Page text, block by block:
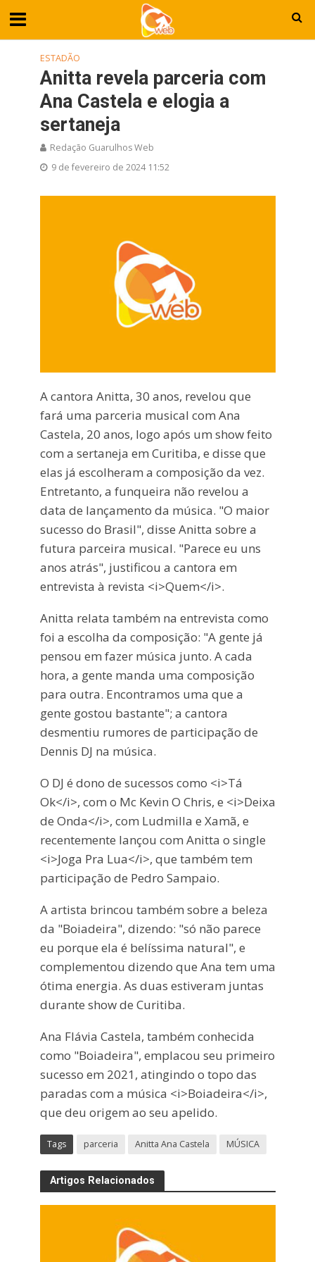
ESTADÃO
Anitta revela parceria com
Ana Castela e elogia a
sertaneja
Redação Guarulhos Web
9 de fevereiro de 2024 11:52
A cantora Anitta, 30 anos, revelou que
fará uma parceria musical com Ana
Castela, 20 anos, logo após um show feito
com a sertaneja em Curitiba, e disse que
elas já escolheram a composição da vez.
Entretanto, a funqueira não revelou a
data de lançamento da música. "O maior
sucesso do Brasil", disse Anitta sobre a
futura parceira musical. "Parece eu uns
anos atrás", justificou a cantora em
entrevista à revista <i>Quem</i>.
Anitta relata também na entrevista como
foi a escolha da composição: "A gente já
pensou em fazer música junto. A cada
hora, a gente manda uma composição
para outra. Encontramos uma que a
gente gostou bastante"; a cantora
desmentiu rumores de participação de
Dennis DJ na música.
O DJ é dono de sucessos como <i>Tá
Ok</i>, com o Mc Kevin O Chris, e <i>Deixa
de Onda</i>, com Ludmilla e Xamã, e
recentemente lançou com Anitta o single
<i>Joga Pra Lua</i>, que também tem
participação de Pedro Sampaio.
A artista brincou também sobre a beleza
da "Boiadeira", dizendo: "só não parece
eu porque ela é belíssima natural", e
complementou dizendo que Ana tem uma
ótima energia. As duas estiveram juntas
durante show de Curitiba.
Ana Flávia Castela, também conhecida
como "Boiadeira", emplacou seu primeiro
sucesso em 2021, atingindo o topo das
paradas com a música <i>Boiadeira</i>,
que deu origem ao seu apelido.
Tags parceria Anitta Ana Castela MÚSICA
Artigos Relacionados